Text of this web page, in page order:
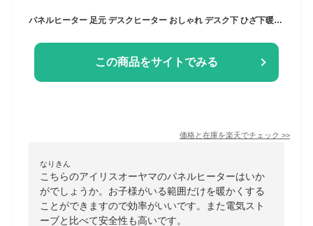
パネルヒーター 足元 デスクヒーター おしゃれ デスク下 ひざ下暖める 自動切タイマー 電気代 折りたたみ収納 コンパクト 安全装置 オフィス 受験勉強 暖房器具 寒さ対策 冬 APH-16B アイリスオーヤマ *【B】
この商品をサイトでみる
価格と在庫を楽天でチェック >>
なりきん
こちらのアイリスオーヤマのパネルヒーターはいか
がでしょうか。お子様がいる範囲だけを暖かくする
ことができますので効率がいいです。また電気スト
ーブと比べて安全性も高いです。